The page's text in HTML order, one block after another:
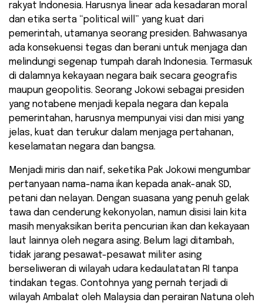
rakyat Indonesia. Harusnya linear ada kesadaran moral
dan etika serta “political will” yang kuat dari
pemerintah, utamanya seorang presiden. Bahwasanya
ada konsekuensi tegas dan berani untuk menjaga dan
melindungi segenap tumpah darah Indonesia. Termasuk
di dalamnya kekayaan negara baik secara geografis
maupun geopolitis. Seorang Jokowi sebagai presiden
yang notabene menjadi kepala negara dan kepala
pemerintahan, harusnya mempunyai visi dan misi yang
jelas, kuat dan terukur dalam menjaga pertahanan,
keselamatan negara dan bangsa.
Menjadi miris dan naif, seketika Pak Jokowi mengumbar
pertanyaan nama-nama ikan kepada anak-anak SD,
petani dan nelayan. Dengan suasana yang penuh gelak
tawa dan cenderung kekonyolan, namun disisi lain kita
masih menyaksikan berita pencurian ikan dan kekayaan
laut lainnya oleh negara asing. Belum lagi ditambah,
tidak jarang pesawat-pesawat militer asing
berseliweran di wilayah udara kedaulatatan RI tanpa
tindakan tegas. Contohnya yang pernah terjadi di
wilayah Ambalat oleh Malaysia dan perairan Natuna oleh